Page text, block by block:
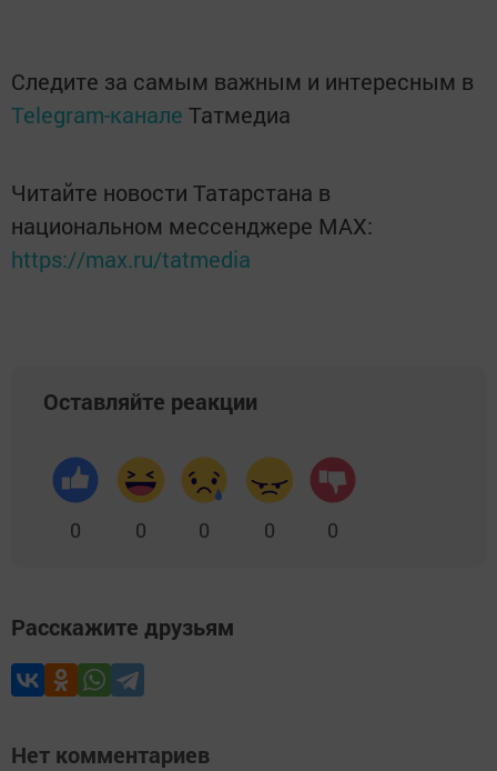
Следите за самым важным и интересным в
Telegram-канале Татмедиа
Читайте новости Татарстана в
национальном мессенджере MАХ:
https://max.ru/tatmedia
Оставляйте реакции
0 0 0 0 0
Расскажите друзьям
Нет комментариев